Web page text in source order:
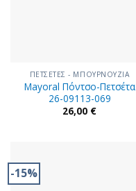
ΠΕΤΣΕΤΕΣ - ΜΠΟΥΡΝΟΥΖΙΑ
Mayoral Πόντσο-Πετσέτα
26-09113-069
26,00 €
-15%